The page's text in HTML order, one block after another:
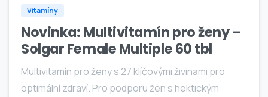
Vitamíny
Novinka: Multivitamín pro ženy –
Solgar Female Multiple 60 tbl
Multivitamín pro ženy s 27 klíčovými živinami pro
optimální zdraví. Pro podporu žen s hektickým